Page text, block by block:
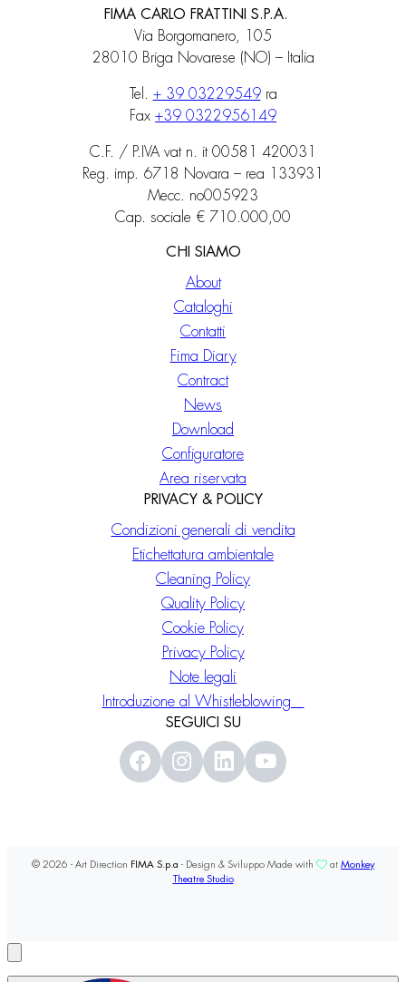
FIMA CARLO FRATTINI S.P.A.
Via Borgomanero, 105
28010 Briga Novarese (NO) – Italia
Tel. + 39 03229549ra
Fax +39 0322956149
C.F. / P.IVA vat n. it 00581 420031
Reg. imp. 6718 Novara – rea 133931
Mecc. no005923
Cap. sociale € 710.000,00
CHI SIAMO
About
Cataloghi
Contatti
Fima Diary
Contract
News
Download
Configuratore
Area riservata
PRIVACY & POLICY
Condizioni generali di vendita
Etichettatura ambientale
Cleaning Policy
Quality Policy
Cookie Policy
Privacy Policy
Note legali
Introduzione al Whistleblowing
SEGUICI SU
© 2026 - Art Direction FIMA S.p.a - Design & Sviluppo Made with at Monkey
Theatre Studio